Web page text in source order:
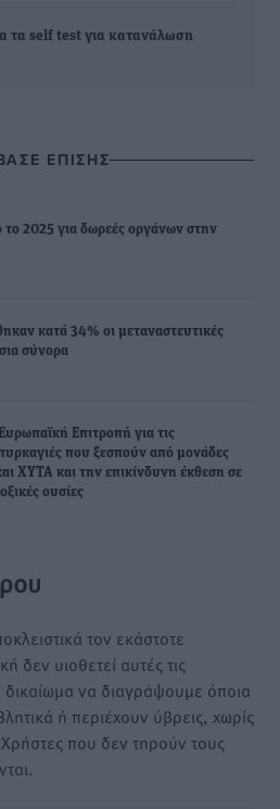
τα self test για κατανάλωση
ΕΠΙΣΗΣ
το 2025 για δωρεές οργάνων στην
κατά 34% οι μεταναστευτικές
σύνορα
Επιτροπή για τις
που ξεσπούν από μονάδες
ΧΥΤΑ και την επικίνδυνη έκθεση σε
ουσίες
τον εκάστοτε
δεν υιοθετεί αυτές τις
να διαγράψουμε όποια
ή περιέχουν ύβρεις, χωρίς
που δεν τηρούν τους